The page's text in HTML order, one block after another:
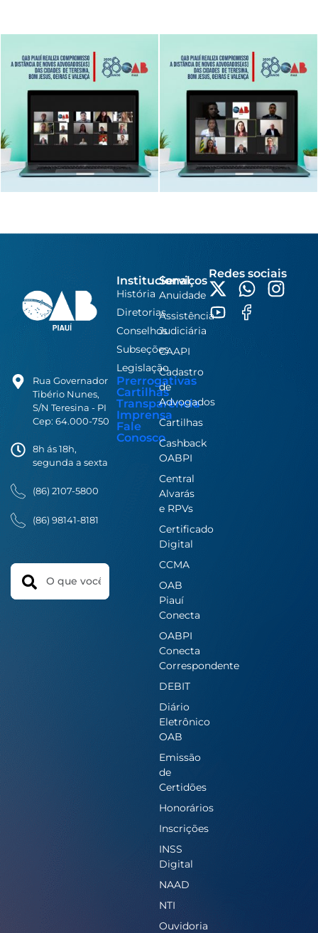
Rua Governador
Tibério Nunes,
S/N Teresina - PI
Cep: 64.000-750
8h ás 18h,
segunda a sexta
(86) 2107-5800
(86) 98141-8181
Search
Institucional
História
Diretorias
Conselhos
Subseções
Legislação
Prerrogativas
Cartilhas
Transparência
Imprensa
Fale
Conosco
Serviços
Anuidade
Assistência
Judiciária
CAAPI
Cadastro
de
Advogados
Cartilhas
Cashback
OABPI
Central
Alvarás
e RPVs
Certificado
Digital
CCMA
OAB
Piauí
Conecta
OABPI
Conecta
Correspondente
DEBIT
Diário
Eletrônico
OAB
Emissão
de
Certidões
Honorários
Inscrições
INSS
Digital
NAAD
NTI
Ouvidoria
Redes sociais